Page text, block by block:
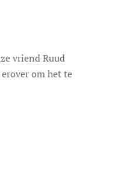
vriend Ruud
om het te